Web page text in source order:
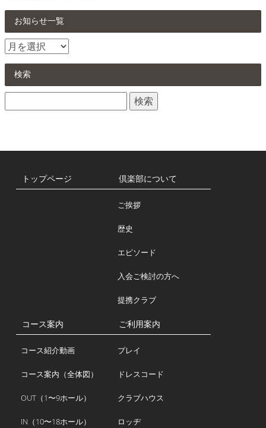
お知らせ一覧
お
せ
検索
索:
トップページ 倶楽部について
ご挨拶
歴史
エピソード
入会ご検討の方へ
提携クラブ
コース案内
コース紹介動画
コース案内（全体図）
OUT（1〜9ホール）
IN（10〜18ホール）
ご利用案内
プレイ
ドレスコード
クラブハウス
ロッヂ